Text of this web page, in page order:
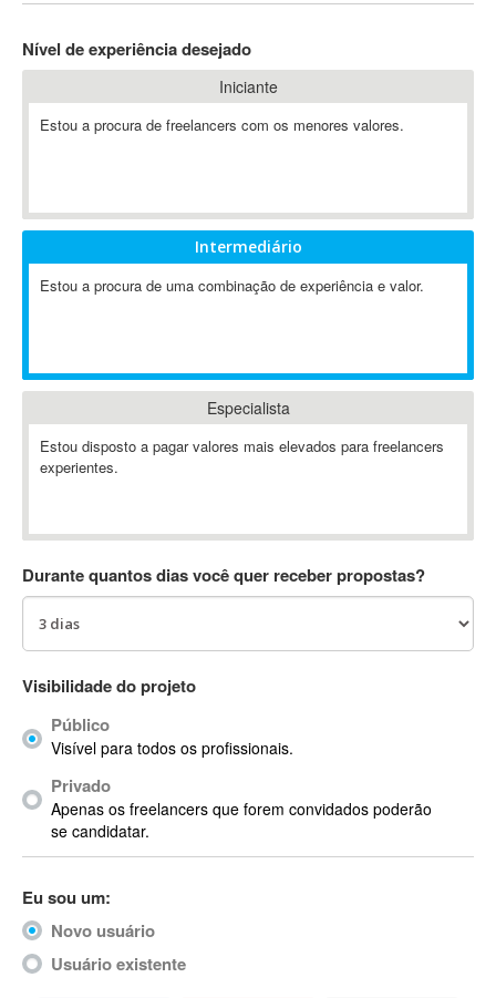
3GSM
802.11
A-GPS
ABAP
Abaqus
ABBYY FineReader
Ableton
Ableton Push
Abstract
AC3
ACID Pro
ACPI
Acrobat
Acrobat X
Acronis
ACT
Actimize
ActionScript
ActionScript 3
Nível de experiência desejado
Iniciante
Estou a procura de freelancers com os menores valores.
Intermediário
Estou a procura de uma combinação de experiência e valor.
Especialista
Estou disposto a pagar valores mais elevados para freelancers
experientes.
Durante quantos dias você quer receber propostas?
Visibilidade do projeto
Público
Visível para todos os profissionais.
Privado
Apenas os freelancers que forem convidados poderão
se candidatar.
Eu sou um:
Novo usuário
Usuário existente